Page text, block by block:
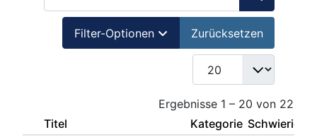
Filter-Optionen Zurücksetzen
Ergebnisse 1 – 20 von 22
Titel
Kategorie